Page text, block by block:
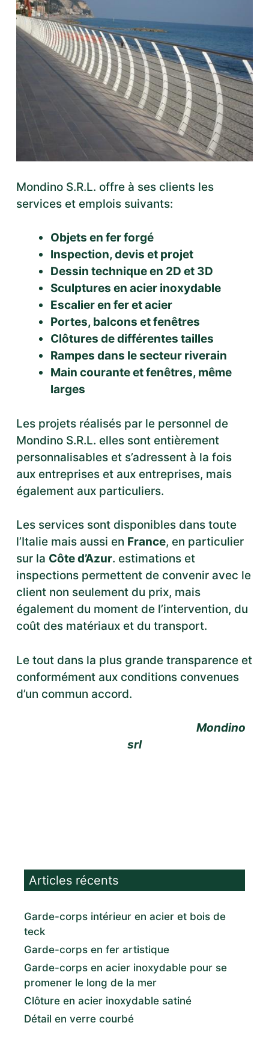
Mondino S.R.L. offre à ses clients les
services et emplois suivants:
Objets en fer forgé
Inspection, devis et projet
Dessin technique en 2D et 3D
Sculptures en acier inoxydable
Escalier en fer et acier
Portes, balcons et fenêtres
Clôtures de différentes tailles
Rampes dans le secteur riverain
Main courante et fenêtres, même
larges
Les projets réalisés par le personnel de
Mondino S.R.L. elles sont entièrement
personnalisables et s’adressent à la fois
aux entreprises et aux entreprises, mais
également aux particuliers.
Les services sont disponibles dans toute
l’Italie mais aussi en France, en particulier
sur la Côte d’Azur. estimations et
inspections permettent de convenir avec le
client non seulement du prix, mais
également du moment de l’intervention, du
coût des matériaux et du transport.
Le tout dans la plus grande transparence et
conformément aux conditions convenues
d’un commun accord.
Mondino
srl
Articles récents
Garde-corps intérieur en acier et bois de
teck
Garde-corps en fer artistique
Garde-corps en acier inoxydable pour se
promener le long de la mer
Clôture en acier inoxydable satiné
Détail en verre courbé